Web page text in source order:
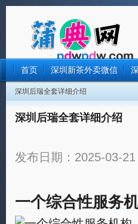
首页 深圳新茶外卖微信
深圳后瑞全套详细介绍
深圳后瑞全套详细介绍
发布日期：2025-03-
一个综合性服务